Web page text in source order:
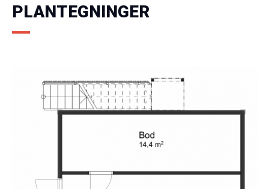
PLANTEGNINGER